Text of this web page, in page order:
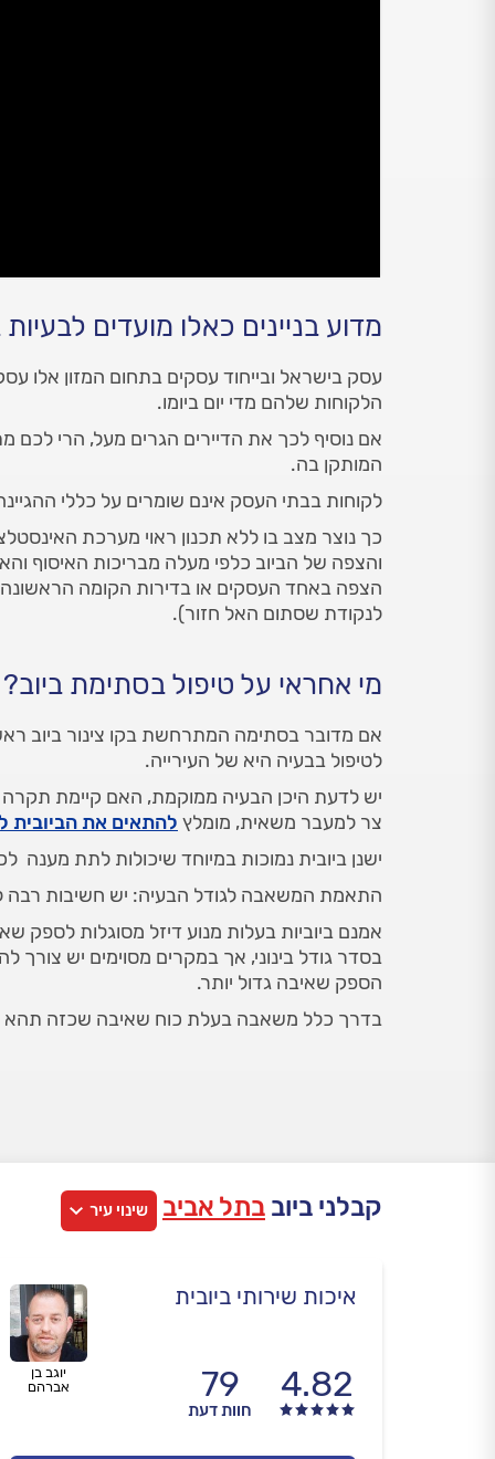
מדוע בניינים כאלו מועדים לבעיות
עסק בישראל ובייחוד עסקים בתחום המזון אלו
הלקוחות שלהם מדי יום ביומו.
אם נוסיף לכך את הדיירים הגרים מעל, הרי לכם
המותקן בה.
לקוחות בבתי העסק אינם שומרים על כללי
כך נוצר מצב בו ללא תכנון ראוי מערכת
והצפה של הביוב כלפי מעלה מבריכות האיסוף
הצפה באחד העסקים או בדירות הקומה הראשונה
לנקודת שסתום האל חזור).
מי אחראי על טיפול בסתימת ביוב?
אם מדובר בסתימה המתרחשת בקו צינור ביוב
לטיפול בבעיה היא של העירייה.
יש לדעת היכן הבעיה ממוקמת, האם קיימת
צר למעבר משאית, מומלץ להתאים את הביובית
ישנן ביובית נמוכות במיוחד שיכולות לתת מענה
התאמת המשאבה לגודל הבעיה: יש חשיבות רבה
אמנם ביוביות בעלות מנוע דיזל מסוגלות
בסדר גודל בינוני, אך במקרים מסוימים יש
הספק שאיבה גדול יותר.
בדרך כלל משאבה בעלת כוח שאיבה שכזה תהא
קבלני ביוב בתל אביב שינוי עיר
איכות שירותי ביובית
4.82
79
חוות דעת
יוגב בן
אברהם